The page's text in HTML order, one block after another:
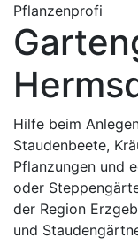
Pflanzenprofi
Hilfe beim
Staudenbeete,
Pflanzungen und
oder
der Region
und